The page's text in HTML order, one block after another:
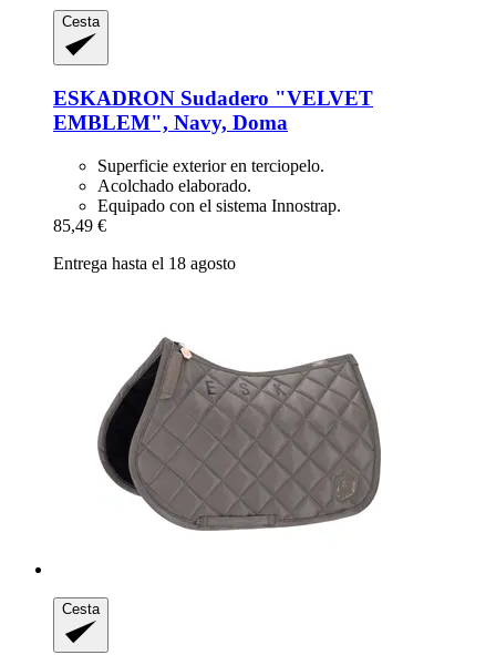
Cesta
ESKADRON Sudadero "VELVET
EMBLEM", Navy, Doma
Superficie exterior en terciopelo.
Acolchado elaborado.
Equipado con el sistema Innostrap.
85,49 €
Entrega hasta el 18 agosto
Cesta